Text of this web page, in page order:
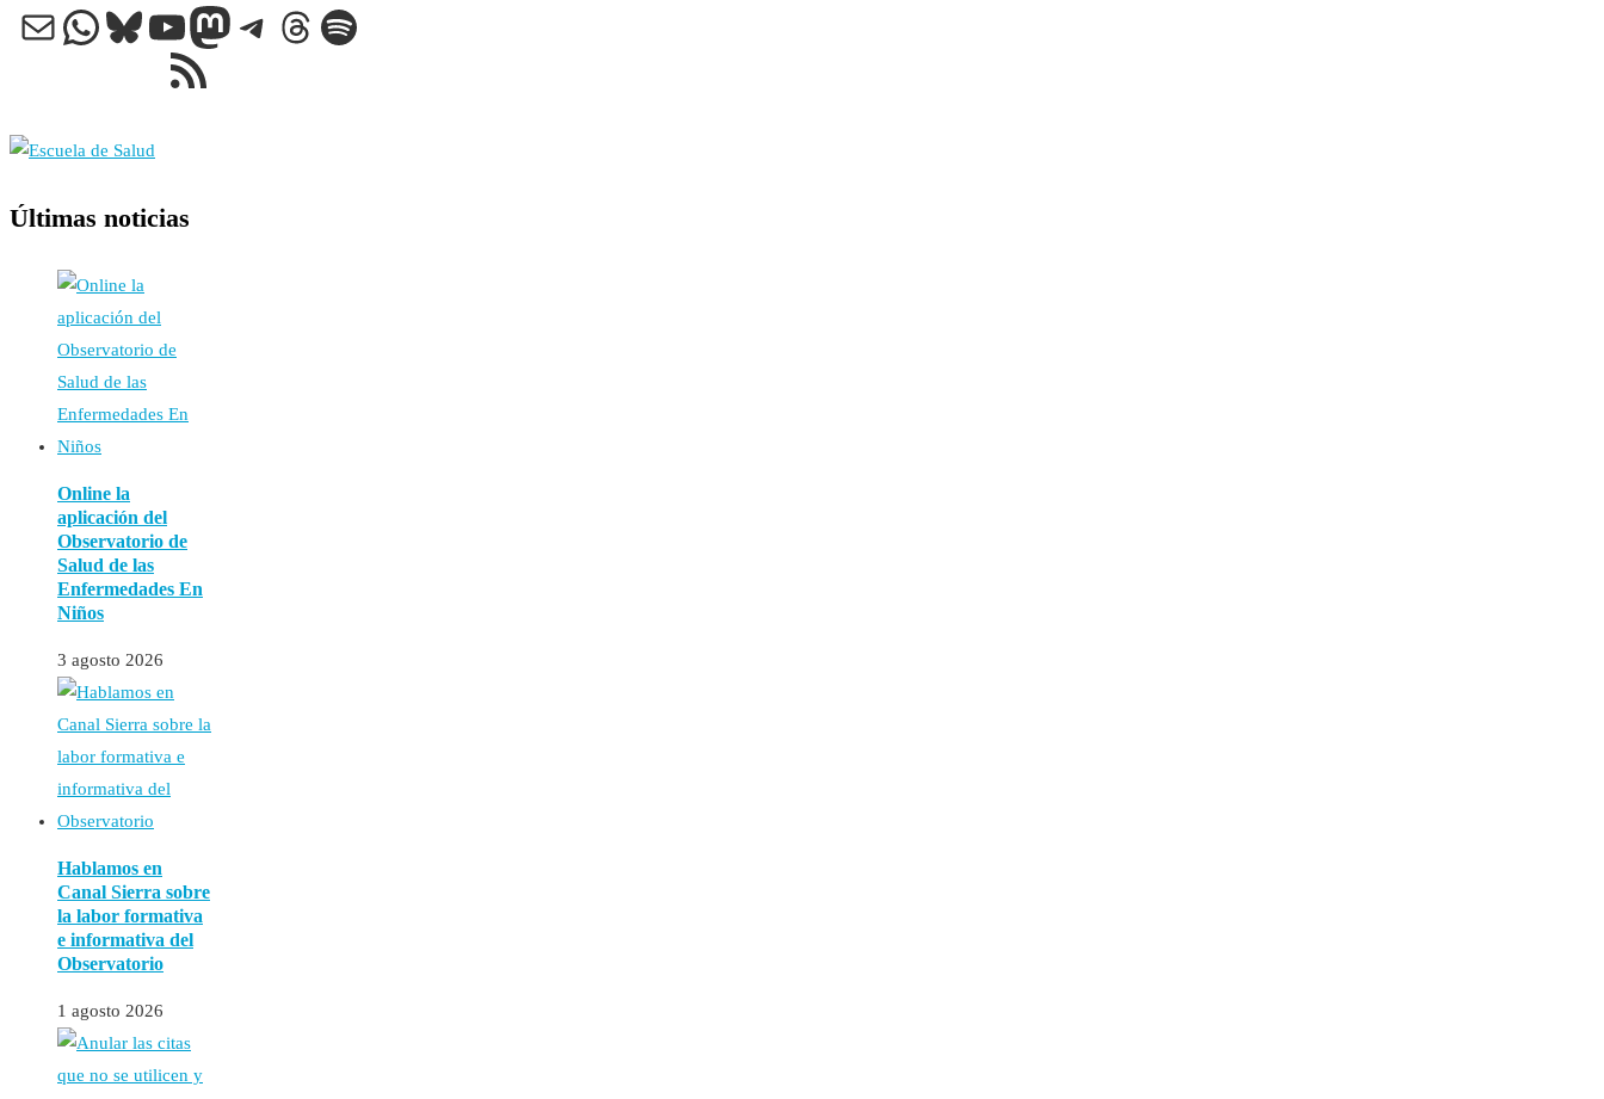
Correo electrónico
WhatsApp
Bluesky
YouTube
Mastodon
Telegram
Threads
Spotify
Feed RSS
Últimas noticias
Online la
aplicación del
Observatorio de
Salud de las
Enfermedades En
Niños
3 agosto 2026
Hablamos en
Canal Sierra sobre
la labor formativa
e informativa del
Observatorio
1 agosto 2026